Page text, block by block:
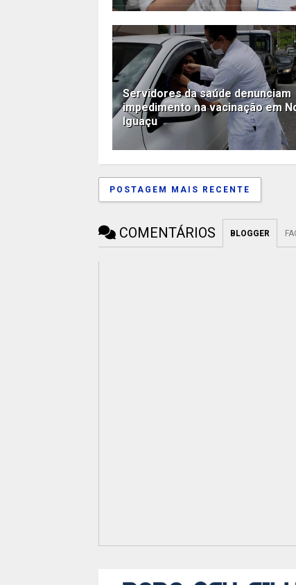
Servidores da saúde denunciam
impedimento na vacinação em
Iguaçu
POSTAGEM MAIS RECENTE
COMENTÁRIOS BLOGGER